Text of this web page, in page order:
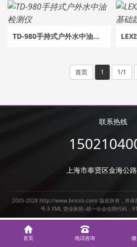
TD-980手持式户外水中油检测仪
首页 1 1/1
联系热线
上海市奉贤区金海公
2005-2028 http://www.bincils.com/ 版权所有，并保
号-3 XML营业执照--统一社会信用代码：
首页 电话咨询